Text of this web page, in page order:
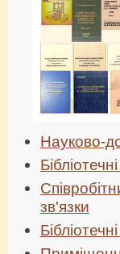
Науково-
зв'язки